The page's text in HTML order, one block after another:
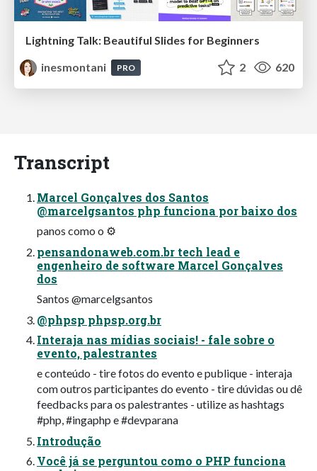
Lightning Talk: Beautiful Slides for Beginners
inesmontani
PRO 2 620
Transcript
Marcel Gonçalves dos Santos
@marcelgsantos php funciona por baixo dos
panos como o ⚙
pensandonaweb.com.br tech lead e
engenheiro de software Marcel Gonçalves
dos
Santos @marcelgsantos
@phpsp phpsp.org.br
Interaja nas mídias sociais! - fale sobre o
evento, palestrantes
e conteúdo - tire fotos do evento e publique - interaja
com outros participantes do evento - tire dúvidas ou dê
feedbacks para os palestrantes - utilize as hashtags
#php, #ingaphp e #devparana
Introdução
Você já se perguntou como o PHP funciona